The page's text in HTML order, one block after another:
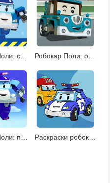
Робокар Поли: спасательные операции 2 Робокар Поли: операции по спасению 3
Робокар Поли: поиск звезд Раскраски робокар Поли